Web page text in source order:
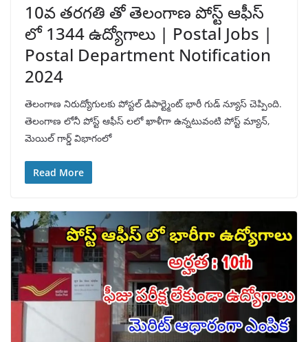
10వ తరగతి తో తెలంగాణ పోస్ట్ ఆఫీస్
లో 1344 ఉద్యోగాలు | Postal Jobs |
Postal Department Notification
2024
తెలంగాణ నిరుద్యోగులకు పోస్టల్ డిపార్ట్మెంట్ భారీ గుడ్ న్యూస్ చెప్పింది.
తెలంగాణ లోనీ పోస్ట్ ఆఫీస్ లలో ఖాళీగా ఉన్నటువంటి పోస్ట్ మ్యాన్,
మెయిల్ గార్డ్ విభాగంలో
Read More